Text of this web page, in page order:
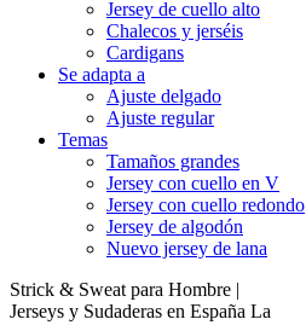
Jersey de cuello alto
Chalecos y jerséis
Cardigans
Se adapta a
Ajuste delgado
Ajuste regular
Temas
Tamaños grandes
Jersey con cuello en V
Jersey con cuello redondo
Jersey de algodón
Nuevo jersey de lana
Strick & Sweat para Hombre |
Jerseys y Sudaderas en España La